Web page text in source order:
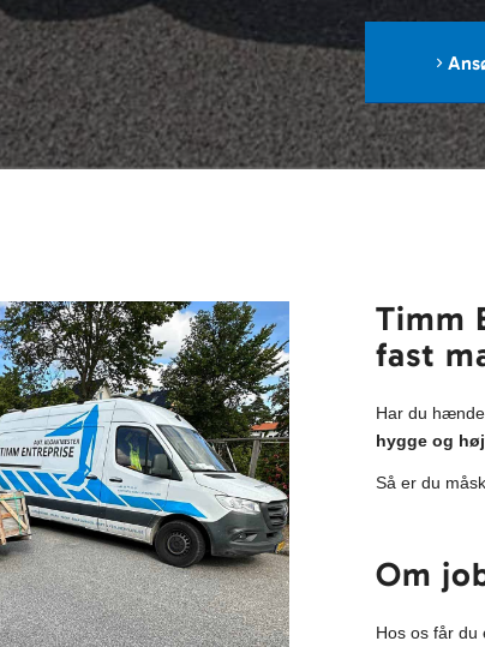
Timm
fast
Har du
hygge og
Så er du
Om
Hos os får du